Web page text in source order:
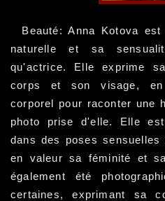
Beauté: Anna Kotova
naturelle et sa
qu'actrice. Elle exprime
corps et son visage, en
corporel pour raconter une
photo prise d'elle. Elle est
dans des poses
en valeur sa féminité et
également été
certaines, exprimant sa